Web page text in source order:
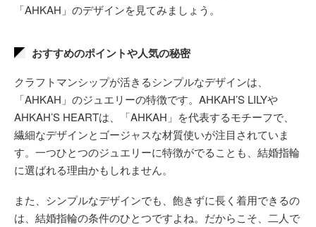
「AHKAH」のデザインを見てみましょう。
おすすめのポイントや人気の秘密
クラフトマンシップが活きるシンプルなデザインは、
「AHKAH」のジュエリーの特徴です。AHKAH’S LILYや
AHKAH’S HEARTは、「AHKAH」を代表するモチーフで、
繊細なデザインとゴージャスな材質使いが注目されていま
す。一つひとつのジュエリーに特徴がでることも、結婚指輪
に選ばれる理由かもしれません。
また、シンプルなデザインでも、飽きずに長く着用できるの
は、結婚指輪の条件のひとつですよね。だからこそ、二人で